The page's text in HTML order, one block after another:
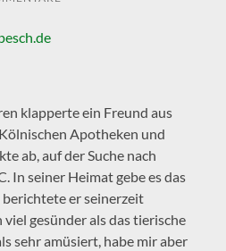
klapperte ein Freund aus
Apotheken und
ab, auf der Suche nach
In seiner Heimat gebe es das
er seinerzeit
viel gesünder als das tierische
sehr amüsiert, habe mir aber